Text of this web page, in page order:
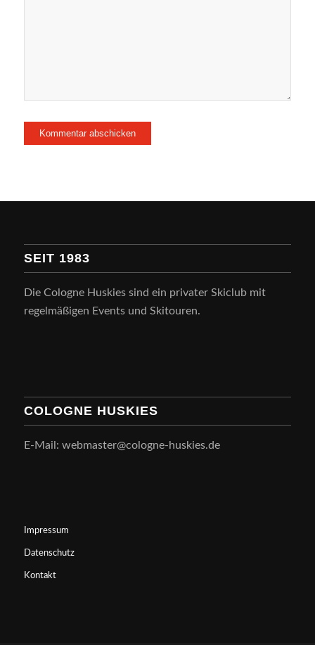
SEIT 1983
Die Cologne Huskies sind ein privater Skiclub mit
regelmäßigen Events und Skitouren.
COLOGNE HUSKIES
E-Mail: webmaster@cologne-huskies.de
Impressum
Datenschutz
Kontakt